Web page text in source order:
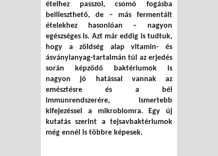
ételhez passzol, csomó fogásba
beilleszthető, de – más fermentált
ételekhez hasonlóan – nagyon
egészséges is. Azt már eddig is tudtuk,
hogy a zöldség alap vitamin- és
ásványianyag-tartalmán túl az erjedés
során képződő baktériumok is
nagyon jó hatással vannak az
emésztésre és a bél
immunrendszerére, ismertebb
kifejezéssel a mikrobiomra. Egy új
kutatás szerint a tejsavbaktériumok
még ennél is többre képesek.